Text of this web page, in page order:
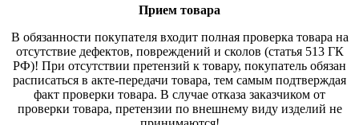
Прием товара
В обязанности покупателя входит полная проверка товара на
отсутствие дефектов, повреждений и сколов (статья 513 ГК
РФ)! При отсутствии претензий к товару, покупатель обязан
расписаться в акте-передачи товара, тем самым подтверждая
факт проверки товара. В случае отказа заказчиком от
проверки товара, претензии по внешнему виду изделий не